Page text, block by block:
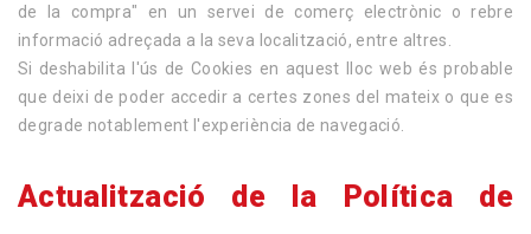
de la compra" en un servei de comerç electrònic o rebre
informació adreçada a la seva localització, entre altres.
Si deshabilita l'ús de Cookies en aquest lloc web és probable
que deixi de poder accedir a certes zones del mateix o que es
degrade notablement l'experiència de navegació.
Actualització de la Política de